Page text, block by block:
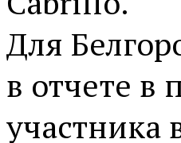
Для
в отчете в
участника